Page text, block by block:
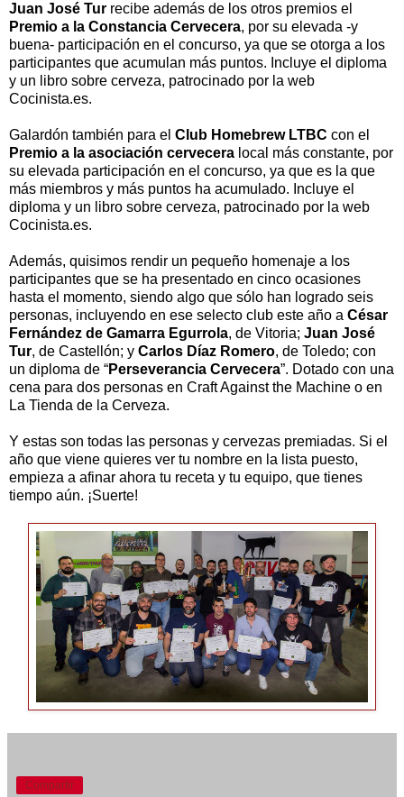
Juan José Tur recibe además de los otros premios el
Premio a la Constancia Cervecera, por su elevada -y
buena- participación en el concurso, ya que se otorga a los
participantes que acumulan más puntos. Incluye el diploma
y un libro sobre cerveza, patrocinado por la web
Cocinista.es.
Galardón también para el Club Homebrew LTBC con el
Premio a la asociación cervecera local más constante, por
su elevada participación en el concurso, ya que es la que
más miembros y más puntos ha acumulado. Incluye el
diploma y un libro sobre cerveza, patrocinado por la web
Cocinista.es.
Además, quisimos rendir un pequeño homenaje a los
participantes que se ha presentado en cinco ocasiones
hasta el momento, siendo algo que sólo han logrado seis
personas, incluyendo en ese selecto club este año a César
Fernández de Gamarra Egurrola, de Vitoria; Juan José
Tur, de Castellón; y Carlos Díaz Romero, de Toledo; con
un diploma de “Perseverancia Cervecera”. Dotado con una
cena para dos personas en Craft Against the Machine o en
La Tienda de la Cerveza.
Y estas son todas las personas y cervezas premiadas. Si el
año que viene quieres ver tu nombre en la lista puesto,
empieza a afinar ahora tu receta y tu equipo, que tienes
tiempo aún. ¡Suerte!
Compartir